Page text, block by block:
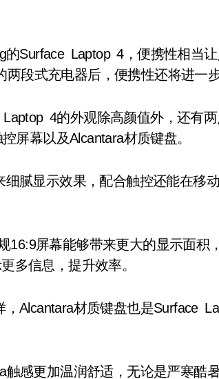
Surface Laptop 4，便携性相当让
两段式充电器后，便携性还将进一
4的外观除高颜值外，还有
屏幕以及Alcantara材质键盘。
显示效果，配合触控还能在移
屏幕能够带来更大的显示面积
多信息，提升效率。
材质键盘也是Surface
感更加温润舒适，无论是严寒酷